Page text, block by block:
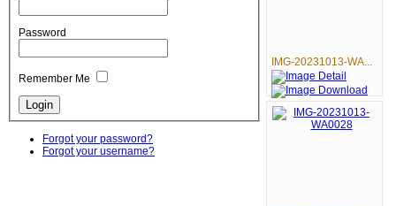
Password
Remember Me
Forgot your password?
Forgot your username?
IMG-20231013-WA...